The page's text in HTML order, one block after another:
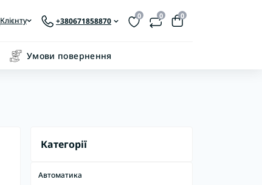
Клієнту +380671858870
0 0 0
Умови повернення
Категорії
Автоматика